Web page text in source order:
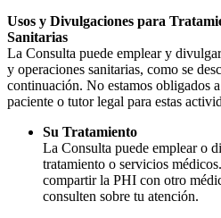
Usos y Divulgaciones para
Sanitarias
La Consulta puede emplear y
y operaciones sanitarias, como se
continuación. No estamos obligados
paciente o tutor legal para estas
Su Tratamiento
La Consulta puede emplear o
tratamiento o servicios
compartir la PHI con otro
consulten sobre tu atención.